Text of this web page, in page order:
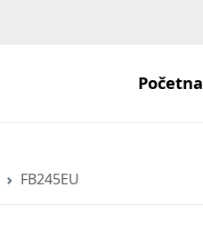
Početna
FB245EU